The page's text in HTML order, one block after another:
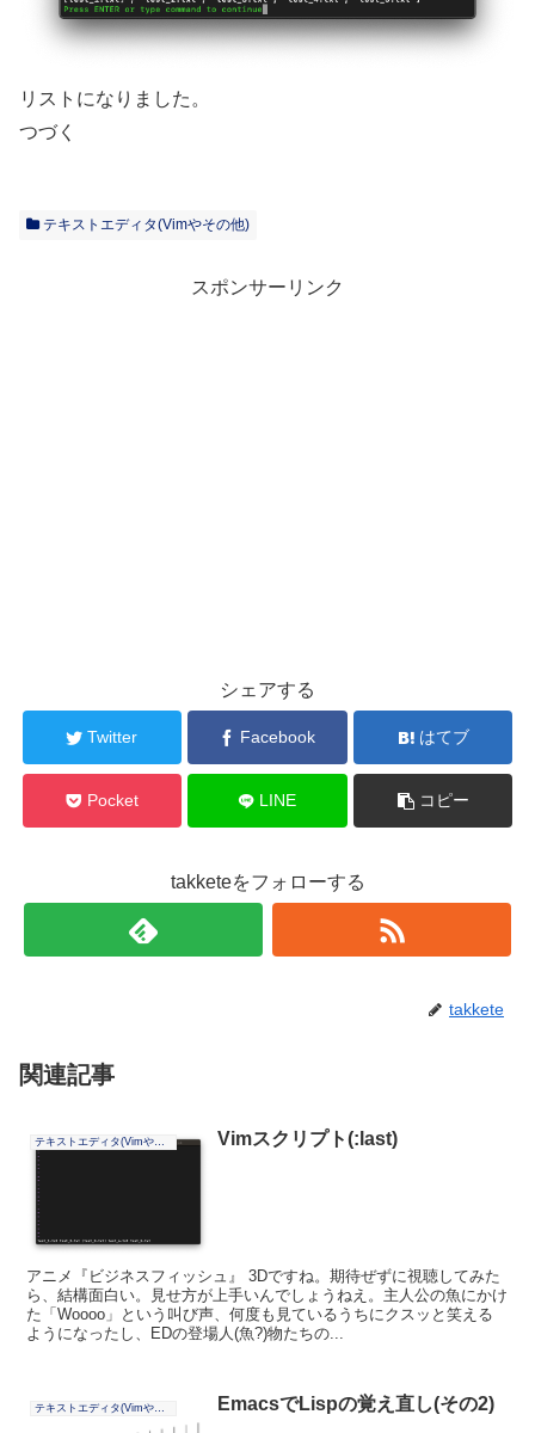
リストになりました。
つづく
テキストエディタ(Vimやその他)
スポンサーリンク
シェアする
Twitter Facebook はてブ
Pocket LINE コピー
takketeをフォローする
takkete
関連記事
テキストエディタ(Vimやその他) Vimスクリプト(:last)
アニメ『ビジネスフィッシュ』 3Dですね。期待ぜずに視聴してみた
ら、結構面白い。見せ方が上手いんでしょうねえ。主人公の魚にかけ
た「Woooo」という叫び声、何度も見ているうちにクスッと笑える
ようになったし、EDの登場人(魚?)物たちの...
テキストエディタ(Vimやその他) EmacsでLispの覚え直し(その2)